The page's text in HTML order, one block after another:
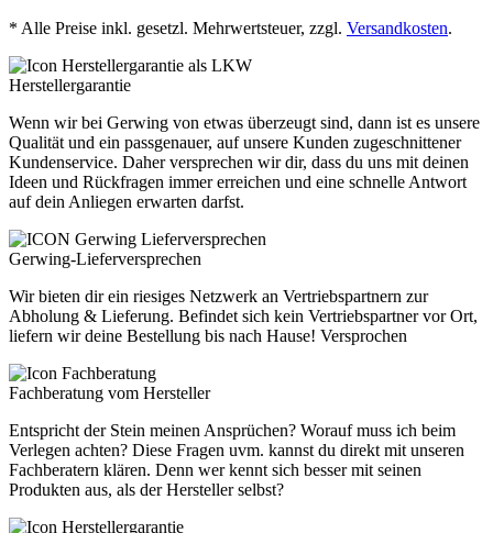
* Alle Preise inkl. gesetzl. Mehrwertsteuer, zzgl. Versandkosten.
Herstellergarantie
Wenn wir bei Gerwing von etwas überzeugt sind, dann ist es unsere
Qualität und ein passgenauer, auf unsere Kunden zugeschnittener
Kundenservice. Daher versprechen wir dir, dass du uns mit deinen
Ideen und Rückfragen immer erreichen und eine schnelle Antwort
auf dein Anliegen erwarten darfst.
Gerwing-Lieferversprechen
Wir bieten dir ein riesiges Netzwerk an Vertriebspartnern zur
Abholung & Lieferung. Befindet sich kein Vertriebspartner vor Ort,
liefern wir deine Bestellung bis nach Hause! Versprochen
Fachberatung vom Hersteller
Entspricht der Stein meinen Ansprüchen? Worauf muss ich beim
Verlegen achten? Diese Fragen uvm. kannst du direkt mit unseren
Fachberatern klären. Denn wer kennt sich besser mit seinen
Produkten aus, als der Hersteller selbst?